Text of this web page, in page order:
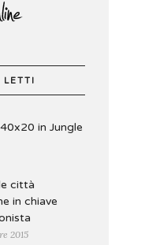
in Jungle
città
in chiave
2015